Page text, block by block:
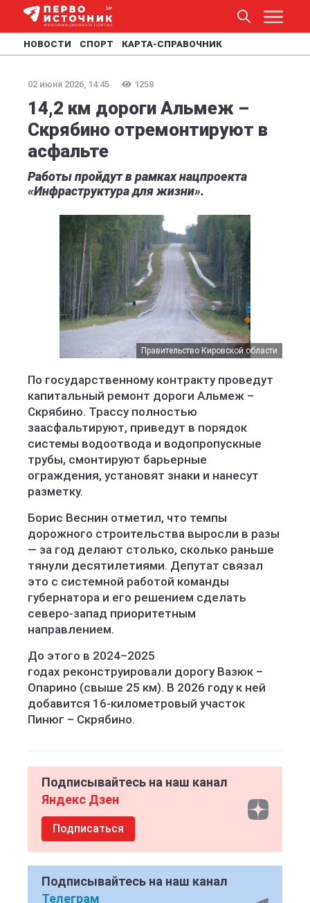
НОВОСТИ СПОРТ КАРТА-СПРАВОЧНИК
02 июня 2026, 14:45 1258
14,2 км дороги Альмеж –
Скрябино отремонтируют в
асфальте
Работы пройдут в рамках нацпроекта
«Инфраструктура для жизни».
Правительство Кировской области
По государственному контракту проведут
капитальный ремонт дороги Альмеж –
Скрябино. Трассу полностью
заасфальтируют, приведут в порядок
системы водоотвода и водопропускные
трубы, смонтируют барьерные
ограждения, установят знаки и нанесут
разметку.
Борис Веснин отметил, что темпы
дорожного строительства выросли в разы
— за год делают столько, сколько раньше
тянули десятилетиями. Депутат связал
это с системной работой команды
губернатора и его решением сделать
северо-запад приоритетным
направлением.
До этого в 2024–2025
годах реконструировали дорогу Вазюк –
Опарино (свыше 25 км). В 2026 году к ней
добавится 16-километровый участок
Пинюг – Скрябино.
Подписывайтесь на наш канал
Яндекс Дзен
Подписаться
Подписывайтесь на наш канал
Телеграм